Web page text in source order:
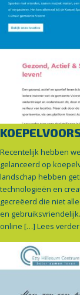
Recentelijk hebben
gelanceerd op
landschap hebben
technologieën en
gecreëerd die niet
en
online […] Lees verder